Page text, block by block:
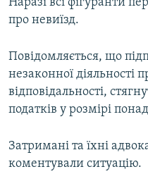
Наразі всі фігуранти
про невиїзд.
Повідомляється, що
незаконної діяльності
відповідальності,
податків у розмірі
Затримані та їхні
коментували ситуацію.